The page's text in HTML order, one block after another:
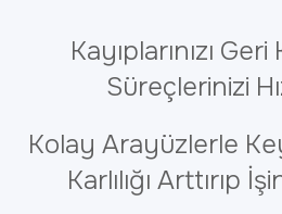
Kayıplarınızı
Süreçlerinizi
Kolay Arayüzlerle
Karlılığı Arttırıp